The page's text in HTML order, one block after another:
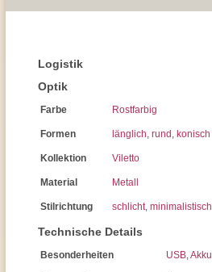
Logistik
Optik
Farbe Rostfarbig
Formen länglich, rund , konisch
Kollektion Viletto
Material Metall
Stilrichtung schlicht, minimalistisch
Technische Details
Besonderheiten USB,Akku